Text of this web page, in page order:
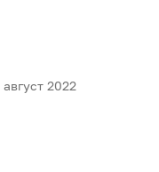
август 2022